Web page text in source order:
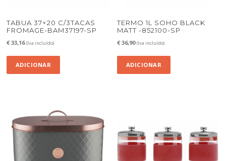
TABUA 37×20 C/3TACAS
FROMAGE-BAM37197-SP
€ 33,16 (Iva incluído)
ADICIONAR
TERMO 1L SOHO BLACK
MATT -852100-SP
€ 36,90 (Iva incluído)
ADICIONAR